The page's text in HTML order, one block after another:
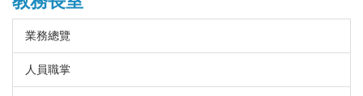
業務總覽
人員職掌